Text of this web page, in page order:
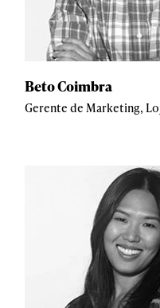
Beto Coimbra
Gerente de Marketing,